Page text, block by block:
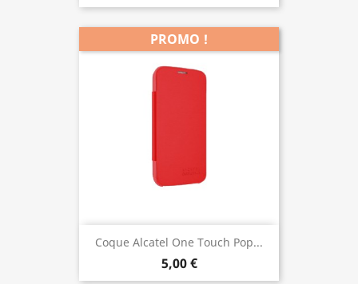
Coque Alcatel One Touch Pop...
5,00 €
PROMO !